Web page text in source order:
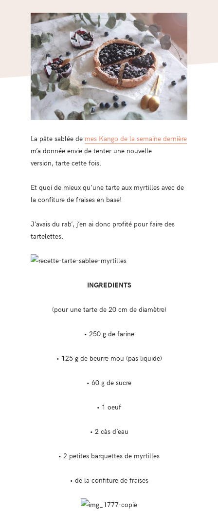
La pâte sablée de mes Kango de la semaine dernière
m’a donnée envie de tenter une nouvelle
version, tarte cette fois.
Et quoi de mieux qu’une tarte aux myrtilles avec de
la confiture de fraises en base!
J’avais du rab’, j’en ai donc profité pour faire des
tartelettes.
INGREDIENTS
(pour une tarte de 20 cm de diamètre)
• 250 g de farine
• 125 g de beurre mou (pas liquide)
• 60 g de sucre
• 1 oeuf
• 2 càs d’eau
• 2 petites barquettes de myrtilles
• de la confiture de fraises